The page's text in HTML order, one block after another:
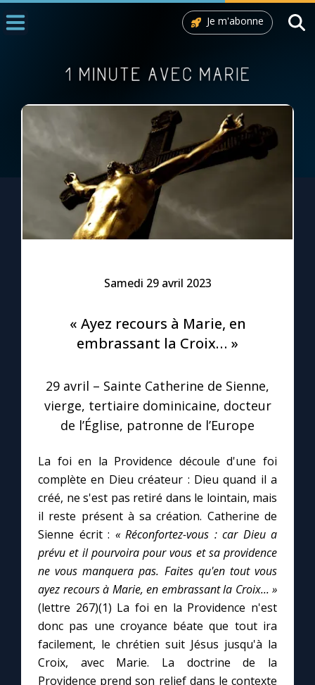
1000 Raisons de Croire
L'actualité de la semaine
La chaîne Youtube
Le compte Tiktok
Le magazine
Le site internet
Questions-réponses
Prier au quotidien
Avec Thérèse de Lisieux
L'Évangile chaque jour
Les premiers samedis du mois
Marie qui défait les nœuds
Je m'abonne
Samedi 29 avril 2023
« Ayez recours à Marie, en
embrassant la Croix… »
29 avril – Sainte Catherine de Sienne,
vierge, tertiaire dominicaine, docteur
de l’Église, patronne de l’Europe
La foi en la Providence découle d'une foi
complète en Dieu créateur : Dieu quand il a
créé, ne s'est pas retiré dans le lointain, mais
il reste présent à sa création. Catherine de
Sienne écrit : « Réconfortez-vous : car Dieu a
prévu et il pourvoira pour vous et sa providence
ne vous manquera pas. Faites qu'en tout vous
ayez recours à Marie, en embrassant la Croix... »
(lettre 267)(1) La foi en la Providence n'est
donc pas une croyance béate que tout ira
facilement, le chrétien suit Jésus jusqu'à la
Croix, avec Marie. La doctrine de la
Providence prend son relief dans le contexte